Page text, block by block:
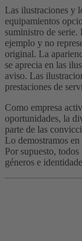
Las ilustraciones y
equipamientos
suministro de serie.
ejemplo y no
original. La
se aprecia en las
aviso. Las
prestaciones de
Como empresa
oportunidades, la
parte de las
Lo demostramos
Por supuesto,
géneros e